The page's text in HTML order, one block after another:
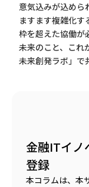
意気込みが込めら
ますます複雑化す
枠を超えた協働が
未来のこと、これ
未来創発ラボ」で
金融ITイノ
登録
本コラムは、本